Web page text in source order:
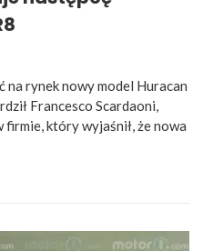
rynek nowy model Huracan
Francesco Scardaoni,
który wyjaśnił, że nowa